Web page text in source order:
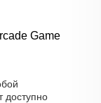
Game
доступно